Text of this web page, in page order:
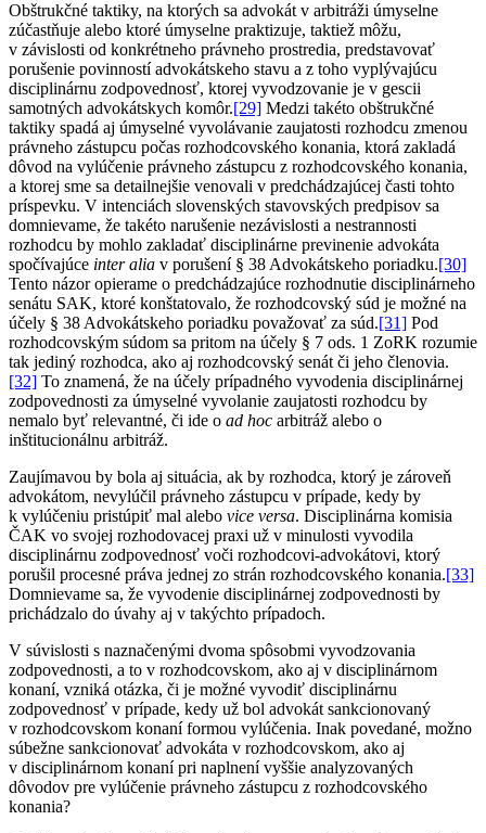
Obštrukčné taktiky, na ktorých sa advokát v arbitráži úmyselne
zúčastňuje alebo ktoré úmyselne praktizuje, taktiež môžu,
v závislosti od konkrétneho právneho prostredia, predstavovať
porušenie povinností advokátskeho stavu a z toho vyplývajúcu
disciplinárnu zodpovednosť, ktorej vyvodzovanie je v gescii
samotných advokátskych komôr.[29] Medzi takéto obštrukčné
taktiky spadá aj úmyselné vyvolávanie zaujatosti rozhodcu zmenou
právneho zástupcu počas rozhodcovského konania, ktorá zakladá
dôvod na vylúčenie právneho zástupcu z rozhodcovského konania,
a ktorej sme sa detailnejšie venovali v predchádzajúcej časti tohto
príspevku. V intenciách slovenských stavovských predpisov sa
domnievame, že takéto narušenie nezávislosti a nestrannosti
rozhodcu by mohlo zakladať disciplinárne previnenie advokáta
spočívajúce inter alia v porušení § 38 Advokátskeho poriadku.[30]
Tento názor opierame o predchádzajúce rozhodnutie disciplinárneho
senátu SAK, ktoré konštatovalo, že rozhodcovský súd je možné na
účely § 38 Advokátskeho poriadku považovať za súd.[31] Pod
rozhodcovským súdom sa pritom na účely § 7 ods. 1 ZoRK rozumie
tak jediný rozhodca, ako aj rozhodcovský senát či jeho členovia.
[32] To znamená, že na účely prípadného vyvodenia disciplinárnej
zodpovednosti za úmyselné vyvolanie zaujatosti rozhodcu by
nemalo byť relevantné, či ide o ad hoc arbitráž alebo o
inštitucionálnu arbitráž.
Zaujímavou by bola aj situácia, ak by rozhodca, ktorý je zároveň
advokátom, nevylúčil právneho zástupcu v prípade, kedy by
k vylúčeniu pristúpiť mal alebo vice versa. Disciplinárna komisia
ČAK vo svojej rozhodovacej praxi už v minulosti vyvodila
disciplinárnu zodpovednosť voči rozhodcovi-advokátovi, ktorý
porušil procesné práva jednej zo strán rozhodcovského konania.[33]
Domnievame sa, že vyvodenie disciplinárnej zodpovednosti by
prichádzalo do úvahy aj v takýchto prípadoch.
V súvislosti s naznačenými dvoma spôsobmi vyvodzovania
zodpovednosti, a to v rozhodcovskom, ako aj v disciplinárnom
konaní, vzniká otázka, či je možné vyvodiť disciplinárnu
zodpovednosť v prípade, kedy už bol advokát sankcionovaný
v rozhodcovskom konaní formou vylúčenia. Inak povedané, možno
súbežne sankcionovať advokáta v rozhodcovskom, ako aj
v disciplinárnom konaní pri naplnení vyššie analyzovaných
dôvodov pre vylúčenie právneho zástupcu z rozhodcovského
konania?